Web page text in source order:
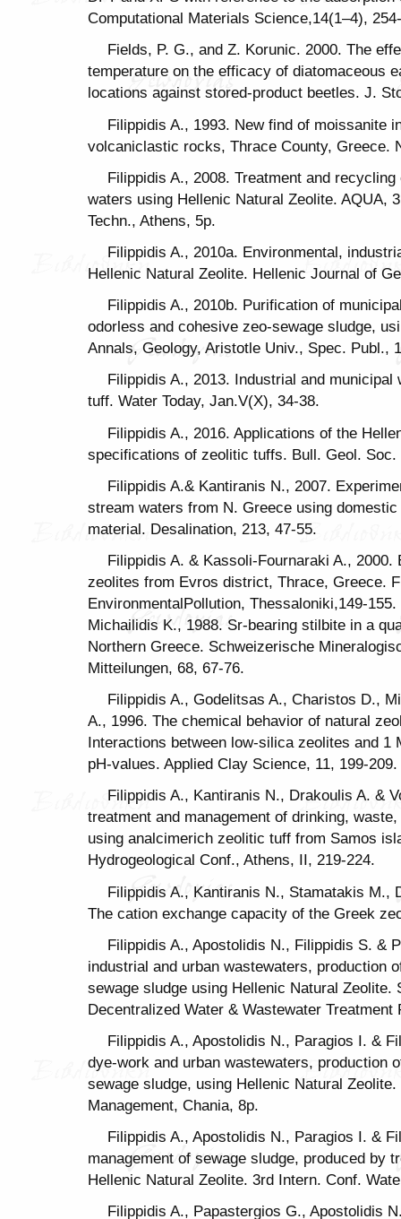
Computational Materials Science,14(1–4),
Fields, P. G., and Z. Korunic. 2000. The
temperature on the efficacy of diatomaceous
locations against stored-product beetles. J.
Filippidis A., 1993. New find of moissanite
volcaniclastic rocks, Thrace County, Greece.
Filippidis A., 2008. Treatment and
waters using Hellenic Natural Zeolite. AQUA,
Techn., Athens, 5p.
Filippidis A., 2010a. Environmental,
Hellenic Natural Zeolite. Hellenic Journal of
Filippidis A., 2010b. Purification of
odorless and cohesive zeo-sewage sludge,
Annals, Geology, Aristotle Univ., Spec. Publ.,
Filippidis A., 2013. Industrial and
tuff. Water Today, Jan.V(X), 34-38.
Filippidis A., 2016. Applications of the
specifications of zeolitic tuffs. Bull. Geol. Soc.
Filippidis A.& Kantiranis N., 2007.
stream waters from N. Greece using
material. Desalination, 213, 47-55.
Filippidis A. & Kassoli-Fournaraki A.,
zeolites from Evros district, Thrace, Greece.
EnvironmentalPollution, Thessaloniki,149-
Michailidis K., 1988. Sr-bearing stilbite in a
Northern Greece. Schweizerische
Mitteilungen, 68, 67-76.
Filippidis A., Godelitsas A., Charistos D.,
A., 1996. The chemical behavior of natural
Interactions between low-silica zeolites and 1
pH-values. Applied Clay Science, 11, 199-209.
Filippidis A., Kantiranis N., Drakoulis A. &
treatment and management of drinking,
using analcimerich zeolitic tuff from Samos
Hydrogeological Conf., Athens, II, 219-224.
Filippidis A., Kantiranis N., Stamatakis M.,
The cation exchange capacity of the Greek
Filippidis A., Apostolidis N., Filippidis S. &
industrial and urban wastewaters, production
sewage sludge using Hellenic Natural Zeolite.
Decentralized Water & Wastewater
Filippidis A., Apostolidis N., Paragios I. &
dye-work and urban wastewaters, production
sewage sludge, using Hellenic Natural
Management, Chania, 8p.
Filippidis A., Apostolidis N., Paragios I. &
management of sewage sludge, produced by
Hellenic Natural Zeolite. 3rd Intern. Conf.
Filippidis A., Papastergios G., Apostolidis